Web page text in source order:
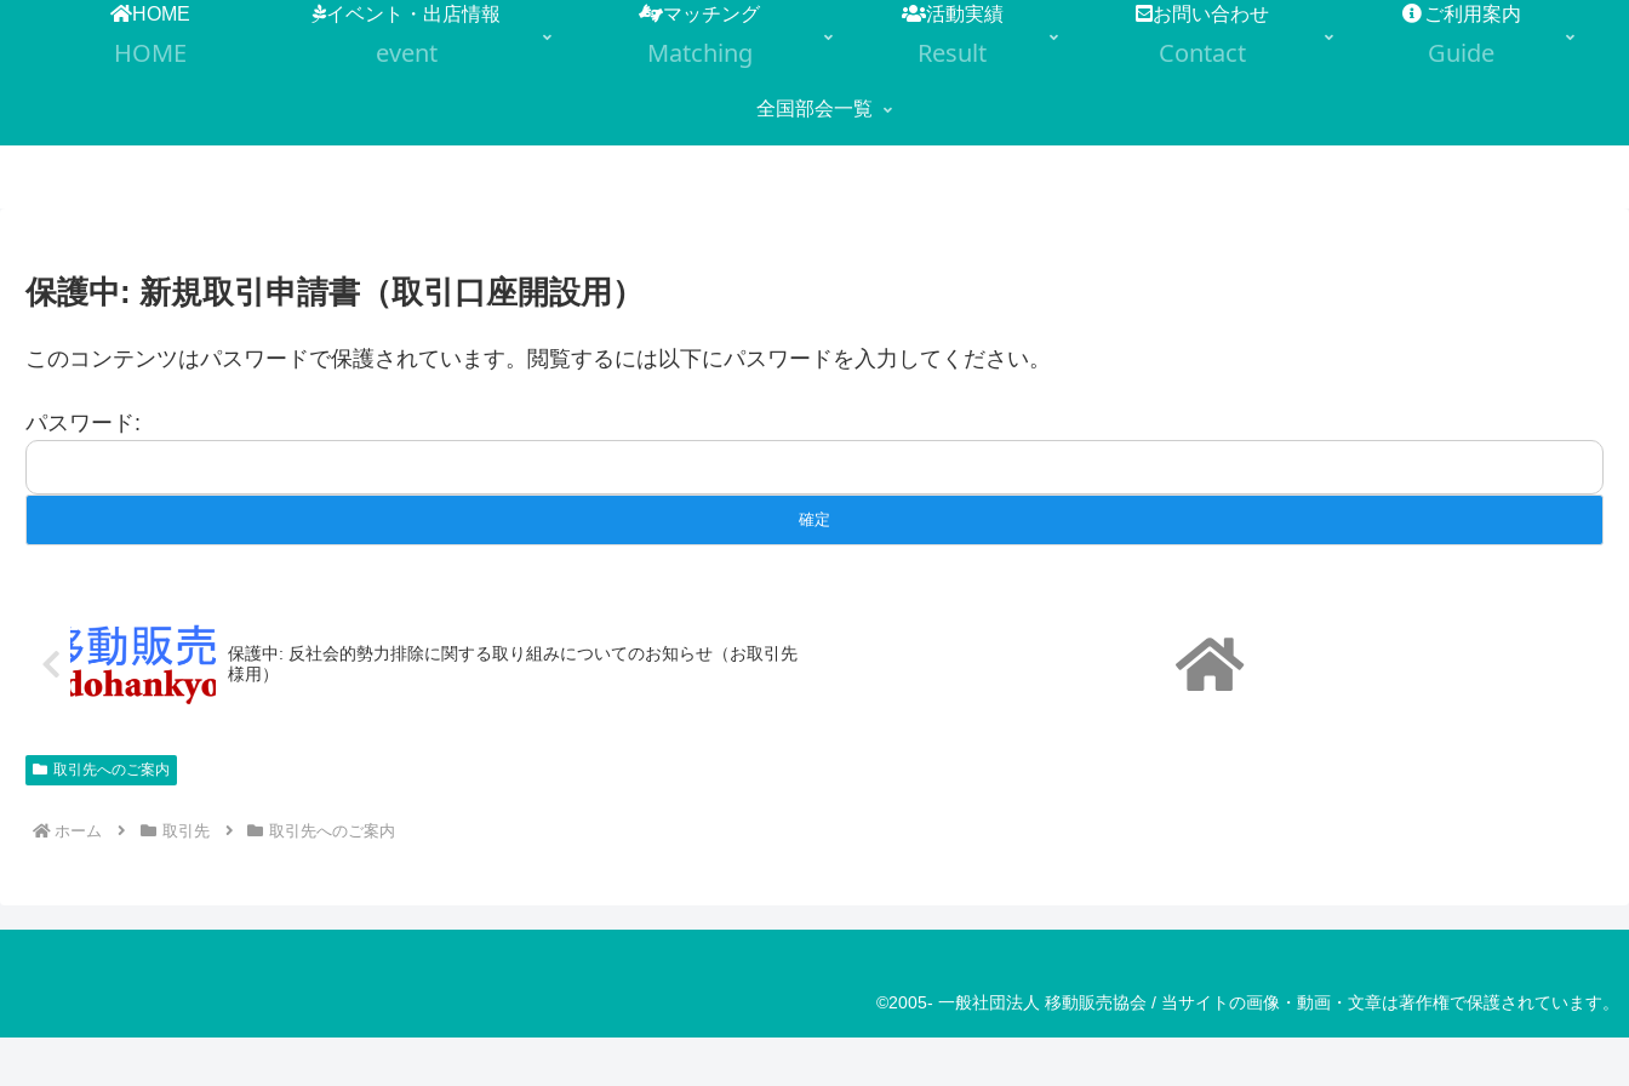
HOME
HOME
イベント・出店情報
event
マッチング
Matching
活動実績
Result
お問い合わせ
Contact
ご利用案内
Guide
全国部会一覧
保護中: 新規取引申請書（取引口座開設用）
このコンテンツはパスワードで保護されています。閲覧するには以下にパスワードを入力してください。
パスワード:
保護中: 反社会的勢力排除に関する取り組みについてのお知らせ（お取引先
様用）
取引先へのご案内
ホーム 取引先 取引先へのご案内
©2005- 一般社団法人 移動販売協会 / 当サイトの画像・動画・文章は著作権で保護されています。